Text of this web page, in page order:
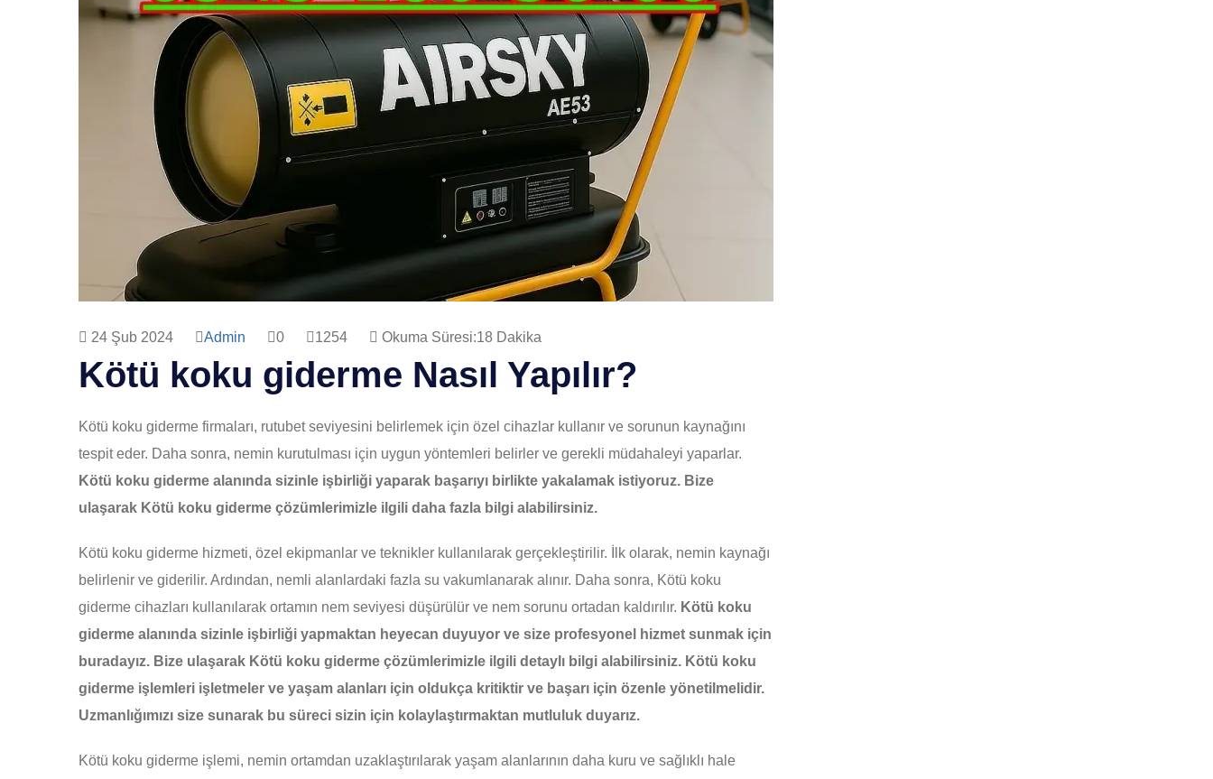
24 Şub 2024 Admin 0 1254 Okuma Süresi:18 Dakika
Kötü koku giderme Nasıl Yapılır?
Kötü koku giderme firmaları, rutubet seviyesini belirlemek için özel cihazlar kullanır ve sorunun kaynağını
tespit eder. Daha sonra, nemin kurutulması için uygun yöntemleri belirler ve gerekli müdahaleyi yaparlar.
Kötü koku giderme alanında sizinle işbirliği yaparak başarıyı birlikte yakalamak istiyoruz. Bize
ulaşarak Kötü koku giderme çözümlerimizle ilgili daha fazla bilgi alabilirsiniz.
Kötü koku giderme hizmeti, özel ekipmanlar ve teknikler kullanılarak gerçekleştirilir. İlk olarak, nemin kaynağı
belirlenir ve giderilir. Ardından, nemli alanlardaki fazla su vakumlanarak alınır. Daha sonra, Kötü koku
giderme cihazları kullanılarak ortamın nem seviyesi düşürülür ve nem sorunu ortadan kaldırılır. Kötü koku
giderme alanında sizinle işbirliği yapmaktan heyecan duyuyor ve size profesyonel hizmet sunmak için
buradayız. Bize ulaşarak Kötü koku giderme çözümlerimizle ilgili detaylı bilgi alabilirsiniz. Kötü koku
giderme işlemleri işletmeler ve yaşam alanları için oldukça kritiktir ve başarı için özenle yönetilmelidir.
Uzmanlığımızı size sunarak bu süreci sizin için kolaylaştırmaktan mutluluk duyarız.
Kötü koku giderme işlemi, nemin ortamdan uzaklaştırılarak yaşam alanlarının daha kuru ve sağlıklı hale